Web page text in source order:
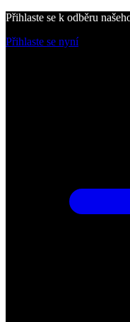
Přihlaste se k odběru
Přihlaste se nyní